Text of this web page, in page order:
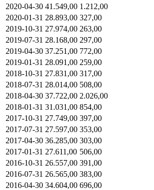
2020-04-30 41.549,00 1.212,00
2020-01-31 28.893,00 327,00
2019-10-31 27.974,00 263,00
2019-07-31 28.168,00 297,00
2019-04-30 37.251,00 772,00
2019-01-31 28.091,00 259,00
2018-10-31 27.831,00 317,00
2018-07-31 28.014,00 508,00
2018-04-30 37.722,00 2.026,00
2018-01-31 31.031,00 854,00
2017-10-31 27.749,00 397,00
2017-07-31 27.597,00 353,00
2017-04-30 36.285,00 303,00
2017-01-31 27.611,00 506,00
2016-10-31 26.557,00 391,00
2016-07-31 26.565,00 383,00
2016-04-30 34.604,00 696,00